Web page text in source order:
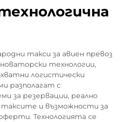
такси за авиен превоз
технологии,
логистически
разполагат с
за резервации, реално
таксите и възможности за
Технологията се